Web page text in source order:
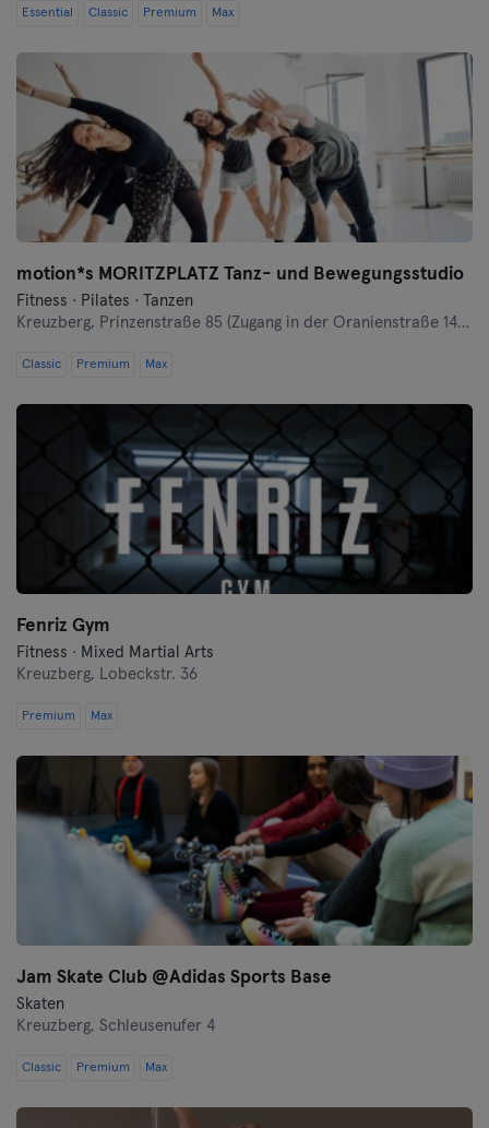
Essential Classic Premium Max
motion*s MORITZPLATZ Tanz- und Bewegungsstudio
Fitness · Pilates · Tanzen
Kreuzberg, Prinzenstraße 85 (Zugang in der Oranienstraße 140-142 links neben Denn's Bioladen)
Classic Premium Max
Fenriz Gym
Fitness · Mixed Martial Arts
Kreuzberg, Lobeckstr. 36
Premium Max
Jam Skate Club @Adidas Sports Base
Skaten
Kreuzberg, Schleusenufer 4
Classic Premium Max